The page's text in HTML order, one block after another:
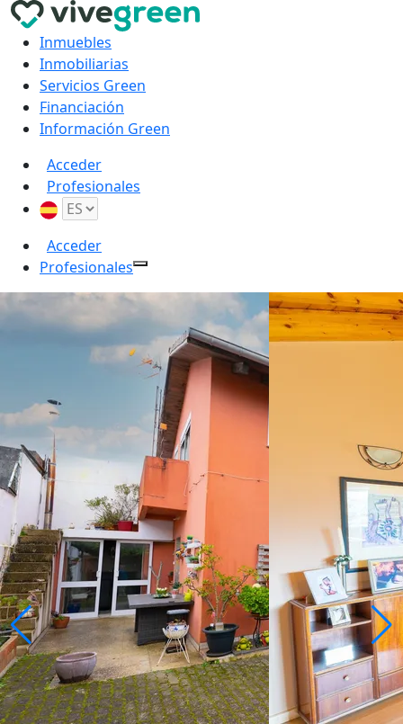
Inmuebles
Inmobiliarias
Servicios Green
Financiación
Información Green
Acceder
Profesionales
Acceder
Profesionales